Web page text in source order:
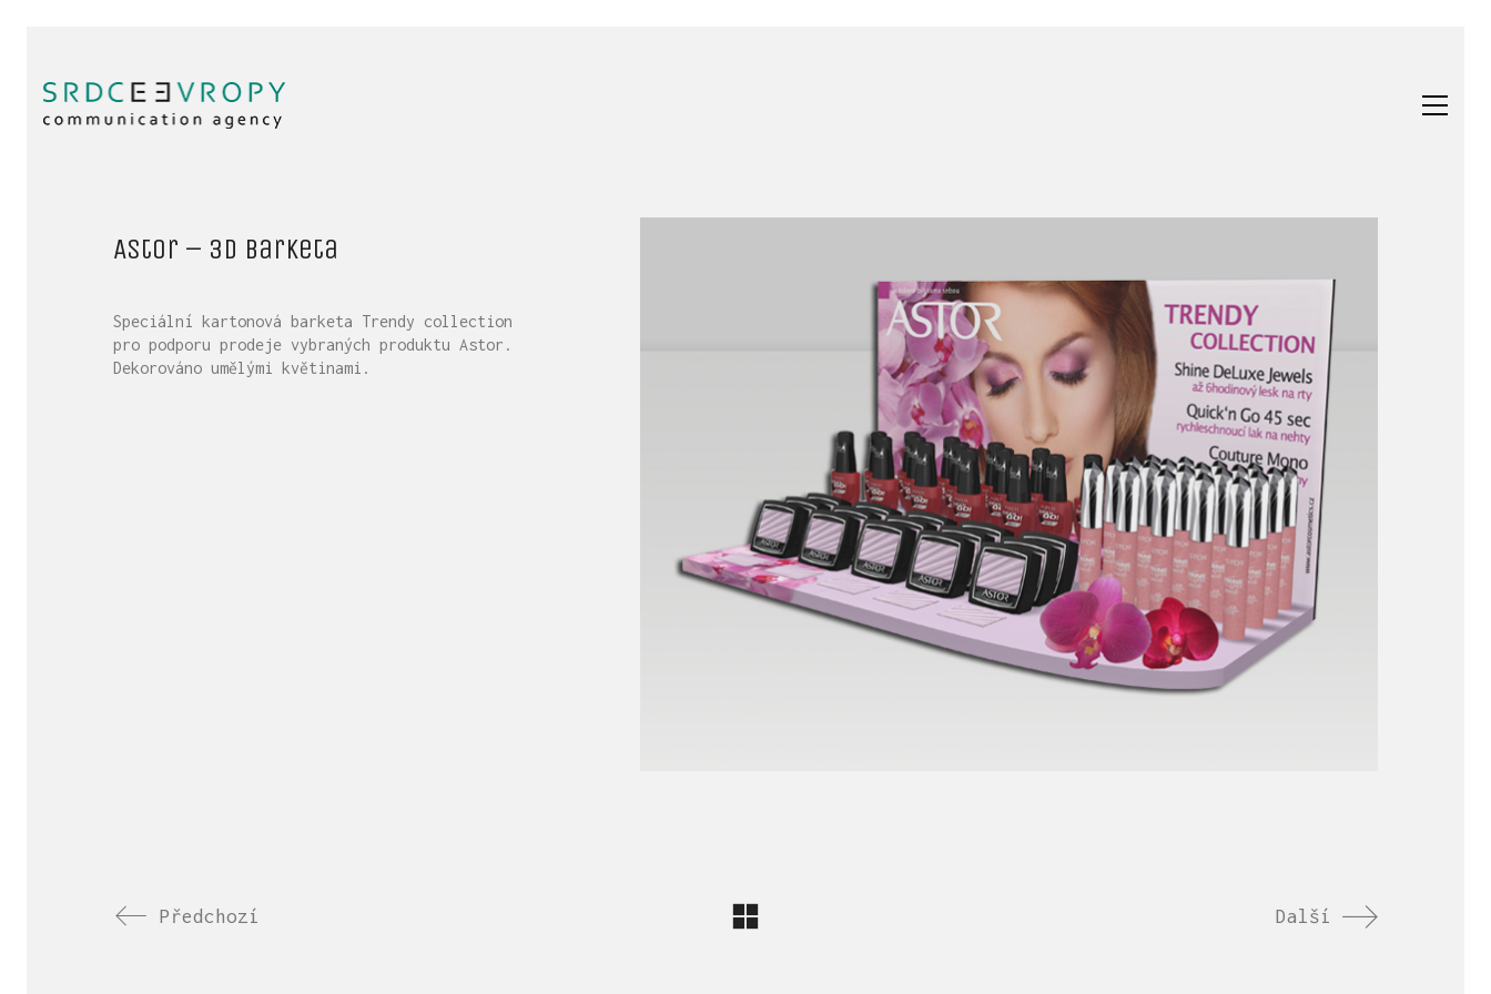
Astor – 3D barketa
Speciální kartonová barketa Trendy collection
pro podporu prodeje vybraných produktu Astor.
Dekorováno umělými květinami.
Předchozí Další